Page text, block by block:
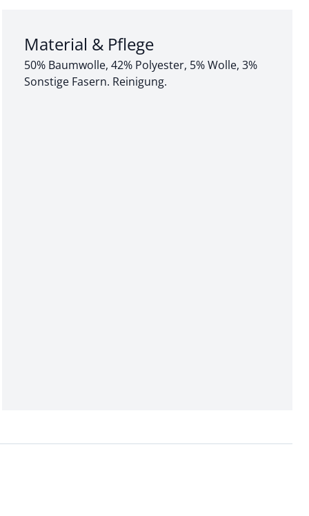
Abschnitt 3 von 3:
Material & Pflege
50% Baumwolle, 42% Polyester, 5% Wolle, 3%
Sonstige Fasern. Reinigung.